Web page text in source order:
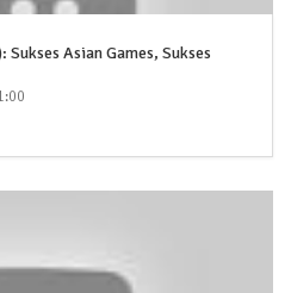
Asian Games, Sukses